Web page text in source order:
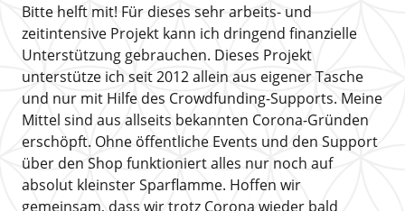
Bitte helft mit! Für dieses sehr arbeits- und
zeitintensive Projekt kann ich dringend finanzielle
Unterstützung gebrauchen. Dieses Projekt
unterstütze ich seit 2012 allein aus eigener Tasche
und nur mit Hilfe des Crowdfunding-Supports. Meine
Mittel sind aus allseits bekannten Corona-Gründen
erschöpft. Ohne öffentliche Events und den Support
über den Shop funktioniert alles nur noch auf
absolut kleinster Sparflamme. Hoffen wir
gemeinsam, dass wir trotz Corona wieder bald